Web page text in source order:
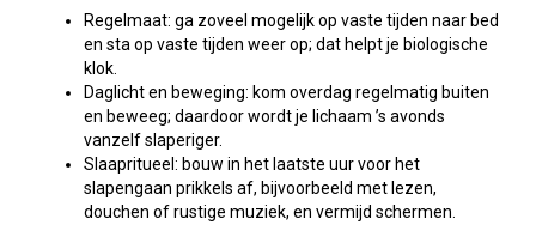
Regelmaat: ga zoveel mogelijk op vaste tijden naar bed
en sta op vaste tijden weer op; dat helpt je biologische
klok.
Daglicht en beweging: kom overdag regelmatig buiten
en beweeg; daardoor wordt je lichaam ’s avonds
vanzelf slaperiger.
Slaapritueel: bouw in het laatste uur voor het
slapengaan prikkels af, bijvoorbeeld met lezen,
douchen of rustige muziek, en vermijd schermen.